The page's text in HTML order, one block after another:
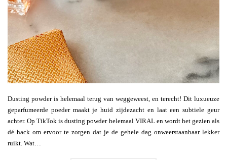
Dusting powder is helemaal terug van weggeweest, en terecht! Dit luxueuze
geparfumeerde poeder maakt je huid zijdezacht en laat een subtiele geur
achter. Op TikTok is dusting powder helemaal VIRAL en wordt het gezien als
dé hack om ervoor te zorgen dat je de gehele dag onweerstaanbaar lekker
ruikt. Wat…